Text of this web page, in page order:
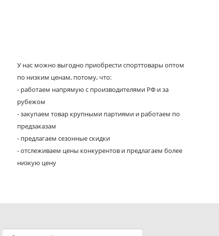
У нас можно выгодно приобрести спорттовары оптом
по низким ценам, потому, что:
- работаем напрямую с производителями РФ и за
рубежом
- закупаем товар крупными партиями и работаем по
предзаказам
- предлагаем сезонные скидки
- отслеживаем цены конкурентов и предлагаем более
низкую цену